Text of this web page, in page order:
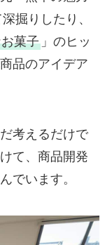
掘りしたり、
菓子」のヒッ
品のアイデア
だ考えるだけで
て、商品開発
でいます。